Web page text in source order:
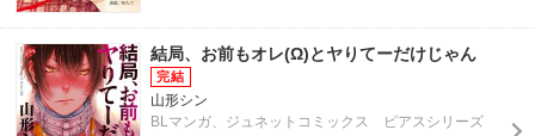
結局、お前もオレ(Ω)とヤりてーだけじゃん
山形シン
BLマンガ、ジュネットコミックス ピアスシリーズ